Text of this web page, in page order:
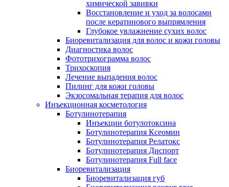
химической завивки
Восстановление и уход за волосами
после кератинового выпрямления
Глубокое увлажнение сухих волос
Биоревитализация для волос и кожи головы
Диагностика волос
Фототрихограмма волос
Трихоскопия
Лечение выпадения волос
Пилинг для кожи головы
Экзосомальная терапия для волос
Инъекционная косметология
Ботулинотерапия
Инъекции ботулотоксина
Ботулинотерапия Ксеомин
Ботулинотерапия Релатокс
Ботулинотерапия Диспорт
Ботулинотерапия Full face
Биоревитализация
Биоревитализация губ